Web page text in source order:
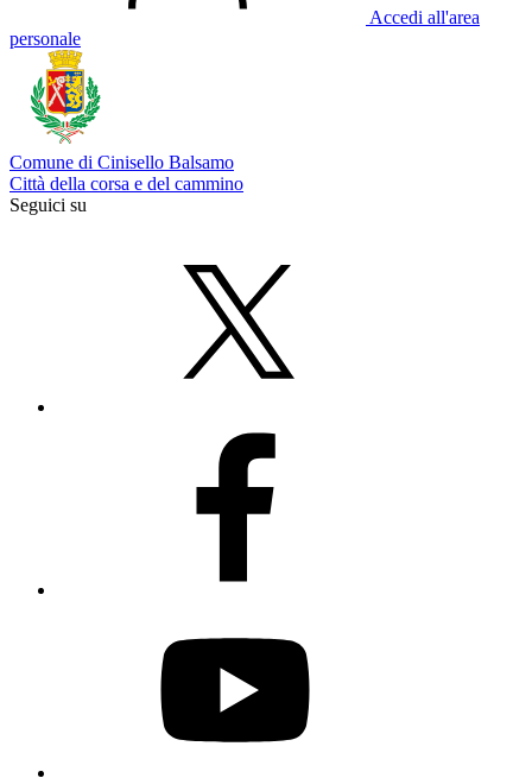
Accedi all'area
personale
Comune di Cinisello Balsamo
Città della corsa e del cammino
Seguici su